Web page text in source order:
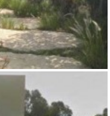
וילה
וילות ,וילות